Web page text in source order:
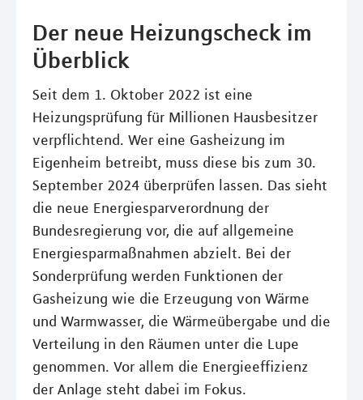
Der neue Heizungscheck im
Überblick
Seit dem 1. Oktober 2022 ist eine
Heizungsprüfung für Millionen Hausbesitzer
verpflichtend. Wer eine Gasheizung im
Eigenheim betreibt, muss diese bis zum 30.
September 2024 überprüfen lassen. Das sieht
die neue Energiesparverordnung der
Bundesregierung vor, die auf allgemeine
Energiesparmaßnahmen abzielt. Bei der
Sonderprüfung werden Funktionen der
Gasheizung wie die Erzeugung von Wärme
und Warmwasser, die Wärmeübergabe und die
Verteilung in den Räumen unter die Lupe
genommen. Vor allem die Energieeffizienz
der Anlage steht dabei im Fokus.